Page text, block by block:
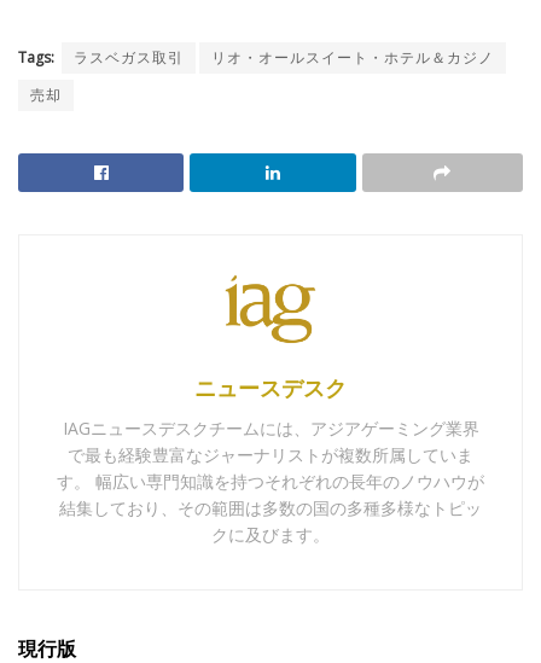
Tags: ラスベガス取引
リオ・オールスイート・ホテル＆カジノ
売却
ニュースデスク
IAGニュースデスクチームには、アジアゲーミング業界
で最も経験豊富なジャーナリストが複数所属していま
す。 幅広い専門知識を持つそれぞれの長年のノウハウが
結集しており、その範囲は多数の国の多種多様なトピッ
クに及びます。
現行版